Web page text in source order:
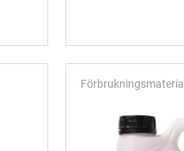
Förbrukningsmaterial